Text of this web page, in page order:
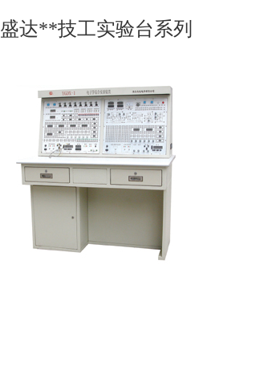
盛达**技工实验台系列